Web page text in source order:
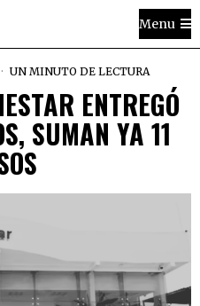
Menu
UN MINUTO DE LECTURA
ENTREGÓ
SUMAN YA 11